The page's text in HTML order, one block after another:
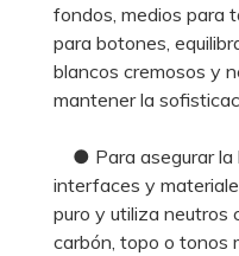
fondos, medios para
para botones,
blancos cremosos y
mantener la
● Para asegurar la
interfaces y
puro y utiliza neutros
carbón, topo o tonos